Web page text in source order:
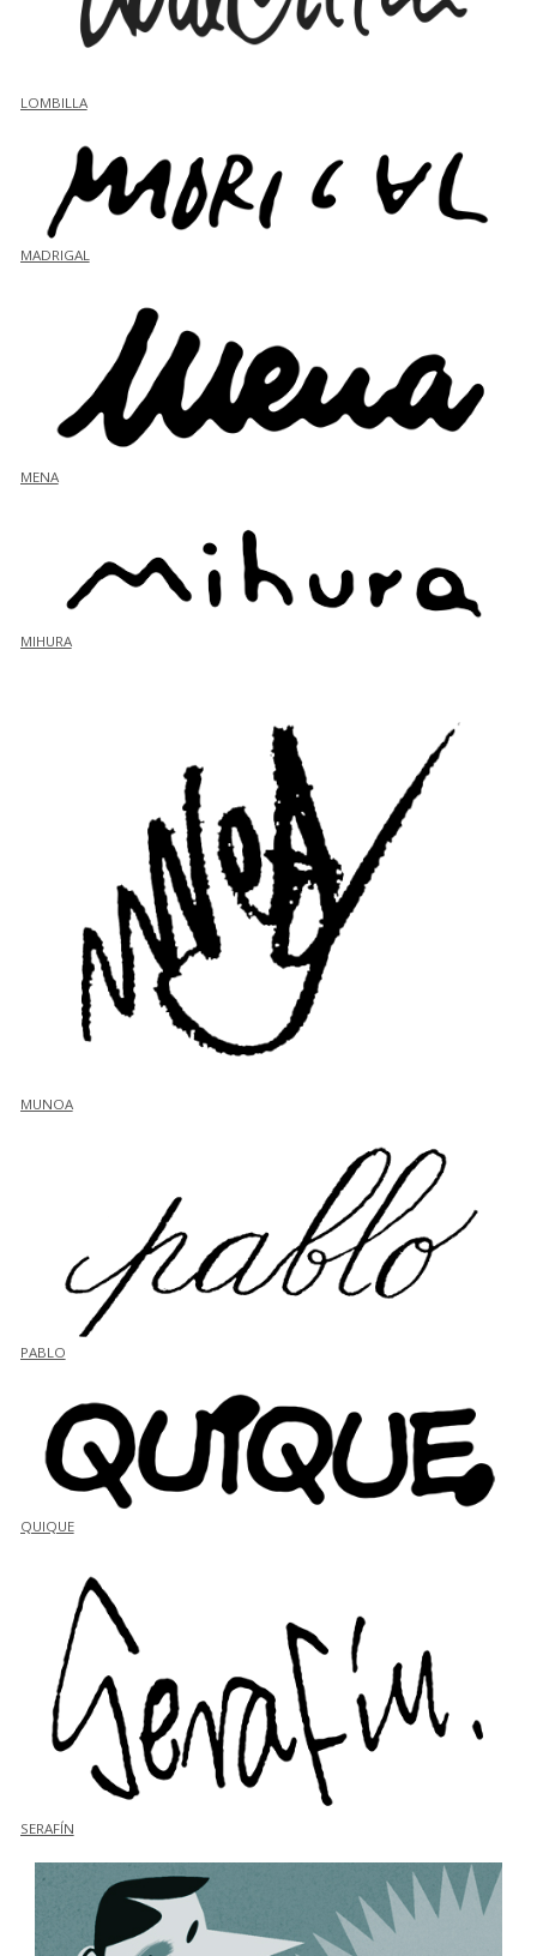
LOMBILLA
MADRIGAL
MENA
MIHURA
MUNOA
PABLO
QUIQUE
SERAFÍN